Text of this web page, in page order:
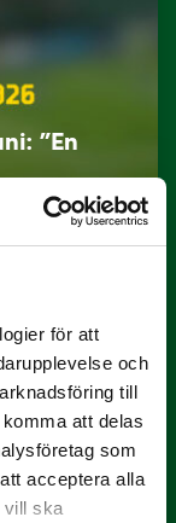
för att
och
till
att delas
som
acceptera alla
vill ska
”En
juni